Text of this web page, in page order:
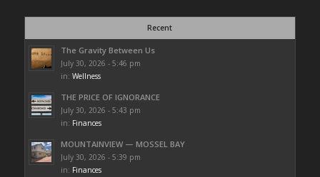
Recent
The Gravity Between Us
July 30, 2026 - 5:46 pm
in: Wellness
THE PRICE OF IGNORANCE
July 30, 2026 - 5:43 pm
in: Finances
MOUNTAINVIEW — MOSSEL BAY
July 30, 2026 - 5:39 pm
in: Finances